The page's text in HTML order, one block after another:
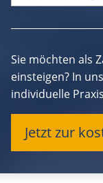
Sie möchten als
einsteigen? In
individuelle
Jetzt zur